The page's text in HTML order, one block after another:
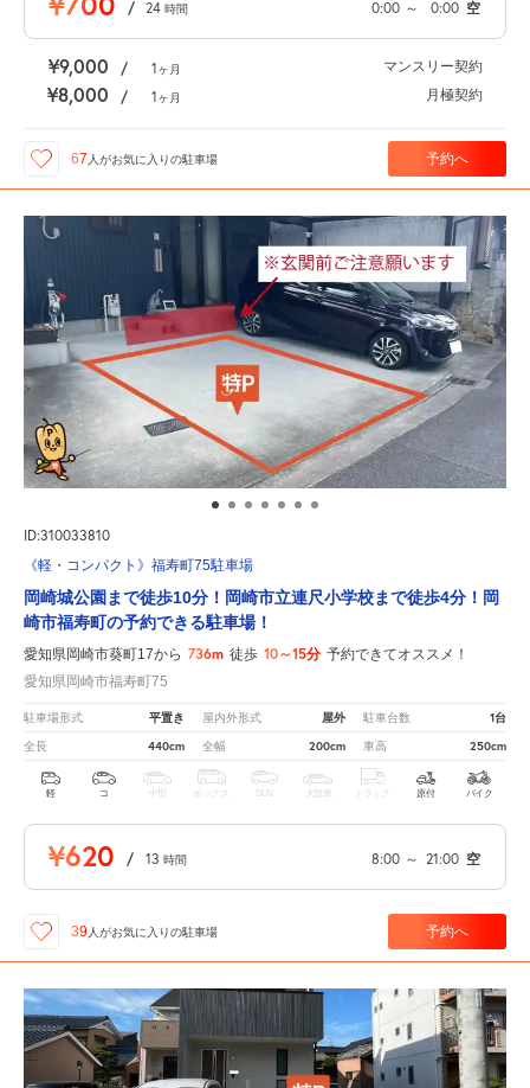
/ 24 時間 0:00 ～ 0:00 空
¥9,000 / 1ヶ月 マンスリー契約
¥8,000 / 1ヶ月 月極契約
67 人がお気に入りの駐車場 予約へ
ID:310033810
《軽・コンパクト》福寿町75駐車場
岡崎城公園まで徒歩10分！岡崎市立連尺小学校まで徒歩4分！岡
崎市福寿町の予約できる駐車場！
愛知県岡崎市葵町17から 736m 徒歩 10～15分 予約できてオススメ！
愛知県岡崎市福寿町75
駐車場形式 平置き 屋内外形式 屋外 駐車台数 1台
全長 440cm 全幅 200cm 車高 250cm
軽 コ 中型 ボックス SUV 大型車 トラック 原付 バイク
¥620 / 13 時間 8:00 ～ 21:00 空
39 人がお気に入りの駐車場 予約へ